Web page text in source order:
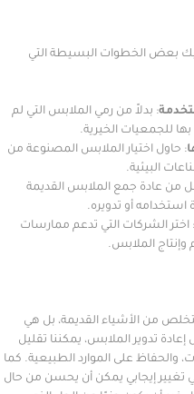
البسيطة التي
من رمي الملابس التي لم
الخيرية.
الملابس المصنوعة من
جمع الملابس القديمة
أو تدويره.
التي تدعم ممارسات
القديمة، بل هي
الملابس، يمكننا تقليل
على الموارد الطبيعية. كما
يمكن أن يحسن من حال